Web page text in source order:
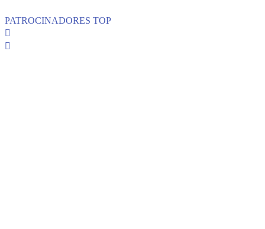
PATROCINADORES TOP